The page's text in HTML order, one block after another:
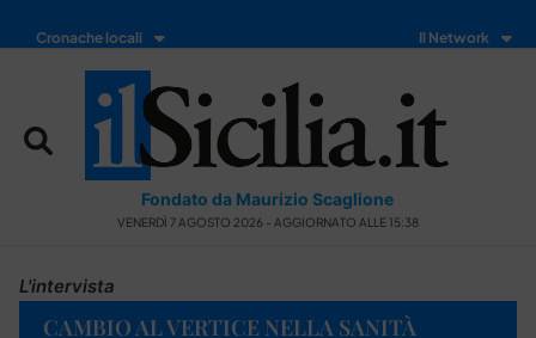
Cronache locali Il Network
Fondato da Maurizio Scaglione
VENERDÌ 7 AGOSTO 2026 - AGGIORNATO ALLE 15:38
L'intervista
CAMBIO AL VERTICE NELLA SANITÀ